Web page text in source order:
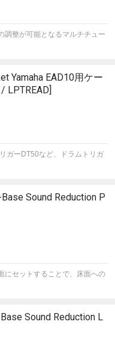
調整が可能となるマルチチュー
Yamaha EAD10用ケー
LPTREAD]
ガーDT50など、ドラムトリガ
Sound Reduction P
にセットすることで、床面への
Sound Reduction L